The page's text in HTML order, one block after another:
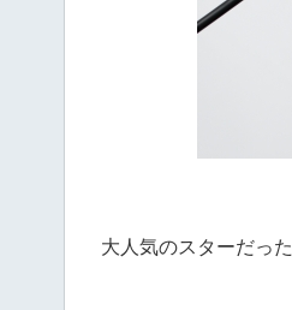
大人気のスターだった